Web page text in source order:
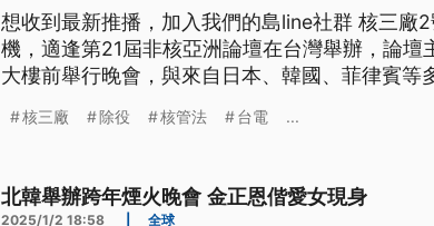
想收到最新推播，加入我們的島line社群 核三廠
機，適逢第21屆非核亞洲論壇在台灣舉辦，論壇
大樓前舉行晚會，與來自日本、韓國、菲律賓等
核三廠 除役 核管法 台電 ...
北韓舉辦跨年煙火晚會 金正恩偕愛女現身
2025/1/2 18:58 全球